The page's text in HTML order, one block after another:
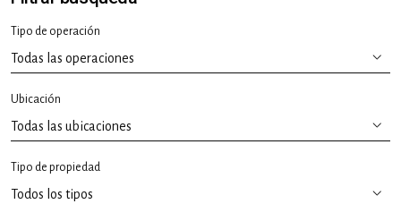
Tipo de operación
Ubicación
Tipo de propiedad